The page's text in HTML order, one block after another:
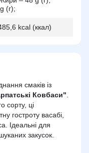
(г);
kcal (ккал)
смаків із
Ковбаси"
сорту, ці
гостроту васабі,
Ідеальні для
закусок.